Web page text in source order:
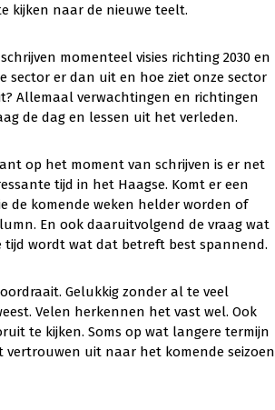
kijken naar de nieuwe teelt.
momenteel visies richting 2030 en
sector er dan uit en hoe ziet onze sector
Allemaal verwachtingen en richtingen
de dag en lessen uit het verleden.
op het moment van schrijven is er net
tijd in het Haagse. Komt er een
de komende weken helder worden of
En ook daaruitvolgend de vraag wat
tijd wordt wat dat betreft best spannend.
Gelukkig zonder al te veel
Velen herkennen het vast wel. Ook
te kijken. Soms op wat langere termijn
vertrouwen uit naar het komende seizoen